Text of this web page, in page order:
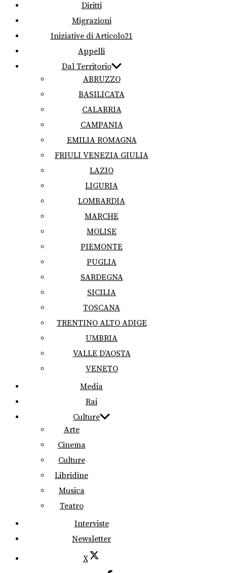
Diritti
Migrazioni
Iniziative di Articolo21
Appelli
Dal Territorio
ABRUZZO
BASILICATA
CALABRIA
CAMPANIA
EMILIA ROMAGNA
FRIULI VENEZIA GIULIA
LAZIO
LIGURIA
LOMBARDIA
MARCHE
MOLISE
PIEMONTE
PUGLIA
SARDEGNA
SICILIA
TOSCANA
TRENTINO ALTO ADIGE
UMBRIA
VALLE D’AOSTA
VENETO
Media
Rai
Culture
Arte
Cinema
Culture
Libridine
Musica
Teatro
Interviste
Newsletter
X